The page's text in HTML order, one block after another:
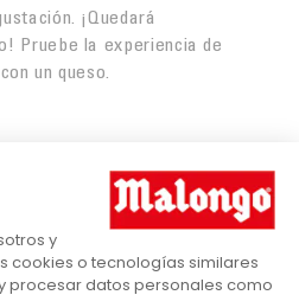
¡Quedará
Pruebe la experiencia de
un queso.
Émbolo